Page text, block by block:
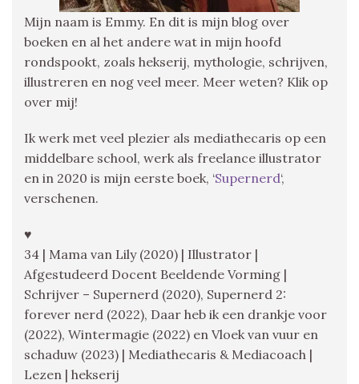
Mijn naam is Emmy. En dit is mijn blog over
boeken en al het andere wat in mijn hoofd
rondspookt, zoals hekserij, mythologie, schrijven,
illustreren en nog veel meer. Meer weten? Klik op
over mij!
Ik werk met veel plezier als mediathecaris op een
middelbare school, werk als freelance illustrator
en in 2020 is mijn eerste boek, ‘Supernerd‘,
verschenen.
♥
34 | Mama van Lily (2020) | Illustrator |
Afgestudeerd Docent Beeldende Vorming |
Schrijver – Supernerd (2020), Supernerd 2:
forever nerd (2022), Daar heb ik een drankje voor
(2022), Wintermagie (2022) en Vloek van vuur en
schaduw (2023) | Mediathecaris & Mediacoach |
Lezen | hekserij